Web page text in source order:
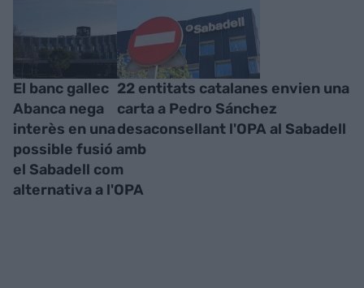
El banc gallec
Abanca nega
interès en una
possible fusió amb
el Sabadell com
alternativa a l'OPA
22 entitats catalanes envien una
carta a Pedro Sánchez
desaconsellant l'OPA al Sabadell